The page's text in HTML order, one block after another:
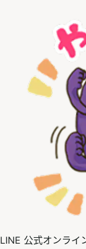
LINE 公式オンライ